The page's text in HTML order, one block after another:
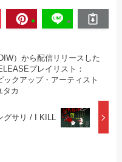
）から配信リリースした
プレイリスト：
ックアップ・アーティスト
タカ
グサリ / I KILL